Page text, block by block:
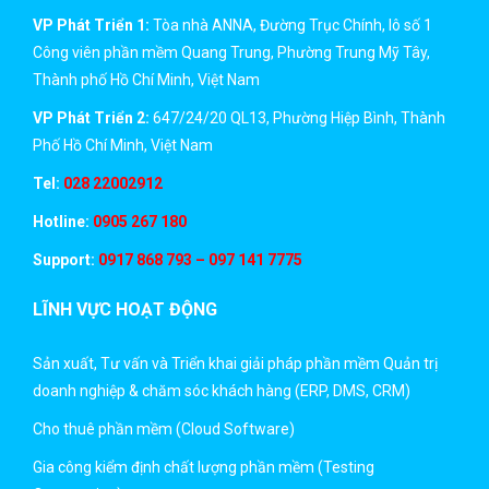
VP Phát Triển 1: Tòa nhà ANNA, Đường Trục Chính, lô số 1
Công viên phần mềm Quang Trung, Phường Trung Mỹ Tây,
Thành phố Hồ Chí Minh, Việt Nam
VP Phát Triển 2: 647/24/20 QL13, Phường Hiệp Bình, Thành
Phố Hồ Chí Minh, Việt Nam
Tel: 028 22002912
Hotline: 0905 267 180
Support: 0917 868 793 – 097 141 7775
LĨNH VỰC HOẠT ĐỘNG
Sản xuất, Tư vấn và Triển khai giải pháp phần mềm Quản trị
doanh nghiệp & chăm sóc khách hàng (ERP, DMS, CRM)
Cho thuê phần mềm (Cloud Software)
Gia công kiểm định chất lượng phần mềm (Testing